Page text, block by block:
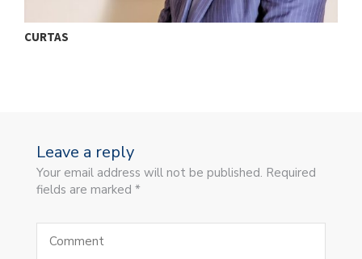
CURTAS
Leave a reply
Your email address will not be published. Required
fields are marked *